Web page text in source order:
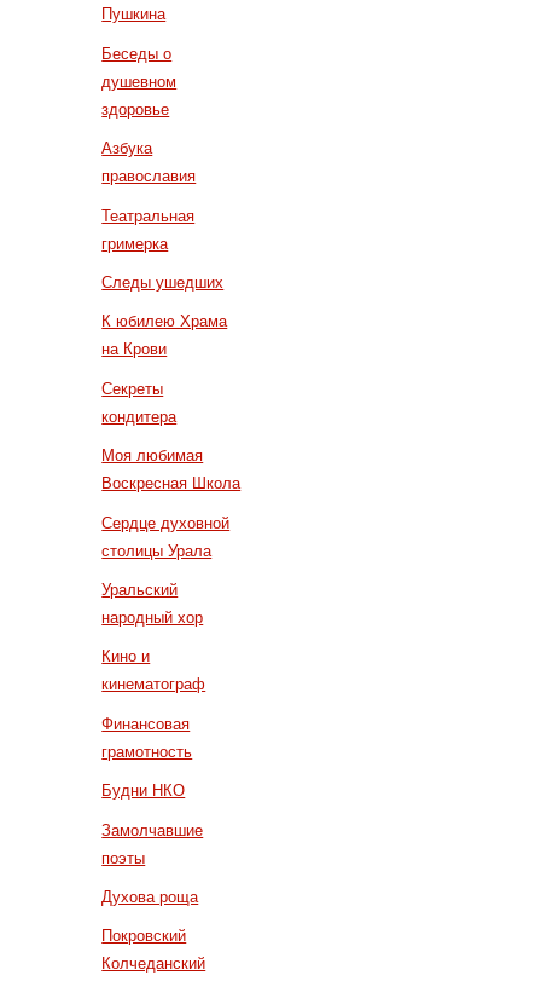
Пушкина
Беседы о
душевном
здоровье
Азбука
православия
Театральная
гримерка
Следы ушедших
К юбилею Храма
на Крови
Секреты
кондитера
Моя любимая
Воскресная Школа
Сердце духовной
столицы Урала
Уральский
народный хор
Кино и
кинематограф
Финансовая
грамотность
Будни НКО
Замолчавшие
поэты
Духова роща
Покровский
Колчеданский